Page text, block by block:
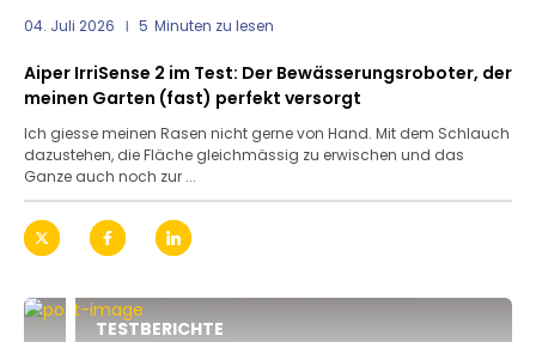
04. Juli 2026 5 Minuten zu lesen
Aiper IrriSense 2 im Test: Der Bewässerungsroboter, der
meinen Garten (fast) perfekt versorgt
Ich giesse meinen Rasen nicht gerne von Hand. Mit dem Schlauch
dazustehen, die Fläche gleichmässig zu erwischen und das
Ganze auch noch zur ...
TESTBERICHTE